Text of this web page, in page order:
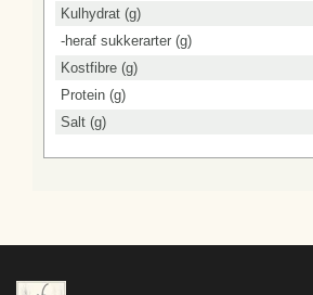
Kulhydrat (g)
-heraf sukkerarter (g)
Kostfibre (g)
Protein (g)
Salt (g)